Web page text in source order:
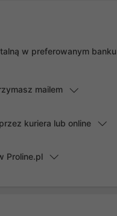
w preferowanym banku
mailem
kuriera lub online
Proline.pl